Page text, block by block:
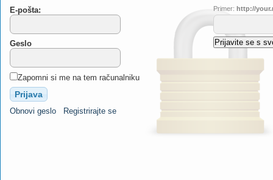
E-pošta:
Geslo
Zapomni si me na tem računalniku
Obnovi geslo Registrirajte se
Primer: http://